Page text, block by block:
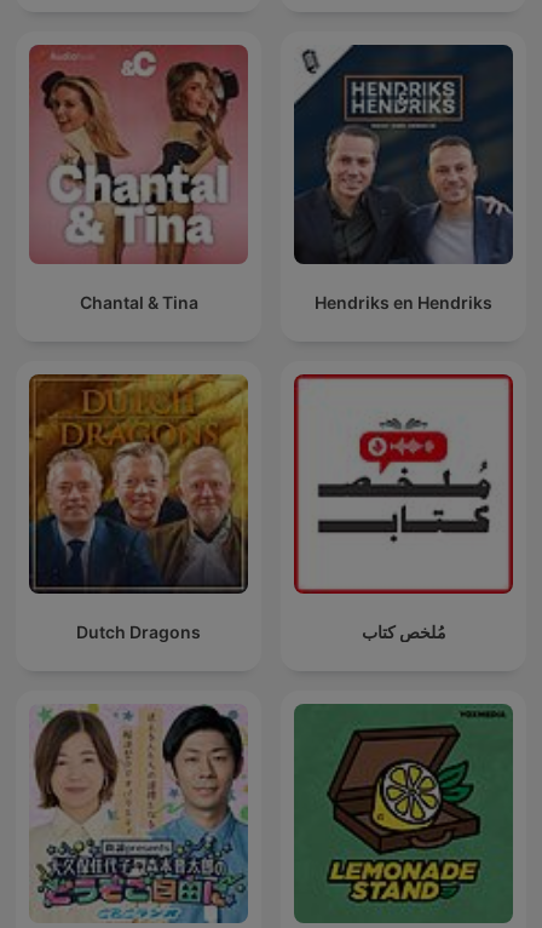
Chantal & Tina Hendriks en Hendriks
Dutch Dragons مُلخص كتاب